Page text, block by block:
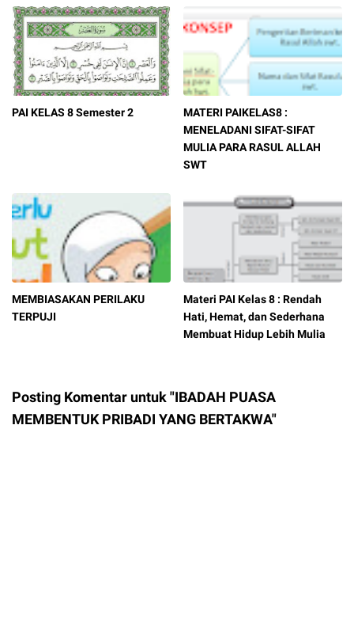
PAI KELAS 8 Semester 2
MATERI PAIKELAS8 :
MENELADANI SIFAT-SIFAT
MULIA PARA RASUL ALLAH
SWT
MEMBIASAKAN PERILAKU
TERPUJI
Materi PAI Kelas 8 : Rendah
Hati, Hemat, dan Sederhana
Membuat Hidup Lebih Mulia
Posting Komentar untuk "IBADAH PUASA
MEMBENTUK PRIBADI YANG BERTAKWA"